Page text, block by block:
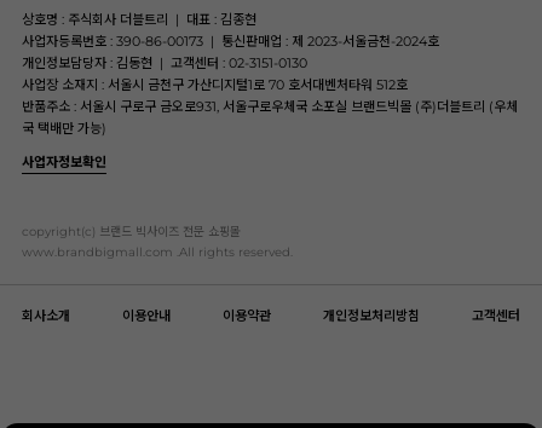
상호명 : 주식회사 더블트리 | 대표 : 김종현
사업자등록번호 : 390-86-00173 | 통신판매업 : 제 2023-서울금천-2024호
개인정보담당자 : 김동현 | 고객센터 : 02-3151-0130
사업장 소재지 : 서울시 금천구 가산디지털1로 70 호서대벤처타워 512호
반품주소 : 서울시 구로구 금오로931, 서울구로우체국 소포실 브랜드빅몰 (주)더블트리 (우체
국 택배만 가능)
사업자정보확인
copyright(c) 브랜드 빅사이즈 전문 쇼핑몰
www.brandbigmall.com .All rights reserved.
회사소개 이용안내 이용약관 개인정보처리방침 고객센터